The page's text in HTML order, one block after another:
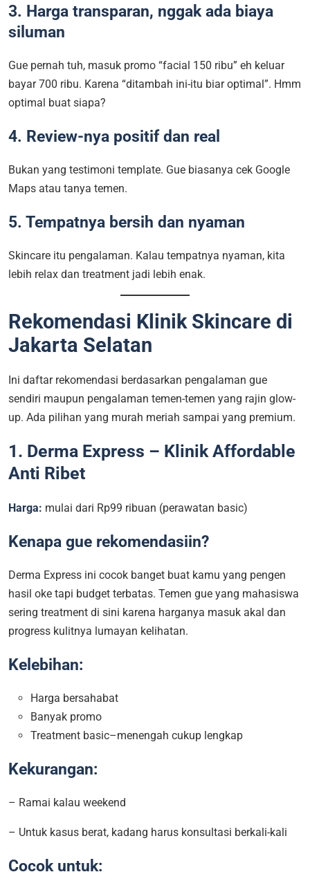
3. Harga transparan, nggak ada biaya
siluman
Gue pernah tuh, masuk promo “facial 150 ribu” eh keluar
bayar 700 ribu. Karena “ditambah ini-itu biar optimal”. Hmm
optimal buat siapa?
4. Review-nya positif dan real
Bukan yang testimoni template. Gue biasanya cek Google
Maps atau tanya temen.
5. Tempatnya bersih dan nyaman
Skincare itu pengalaman. Kalau tempatnya nyaman, kita
lebih relax dan treatment jadi lebih enak.
Rekomendasi Klinik Skincare di
Jakarta Selatan
Ini daftar rekomendasi berdasarkan pengalaman gue
sendiri maupun pengalaman temen-temen yang rajin glow-
up. Ada pilihan yang murah meriah sampai yang premium.
1. Derma Express – Klinik Affordable
Anti Ribet
Harga: mulai dari Rp99 ribuan (perawatan basic)
Kenapa gue rekomendasiin?
Derma Express ini cocok banget buat kamu yang pengen
hasil oke tapi budget terbatas. Temen gue yang mahasiswa
sering treatment di sini karena harganya masuk akal dan
progress kulitnya lumayan kelihatan.
Kelebihan:
Harga bersahabat
Banyak promo
Treatment basic–menengah cukup lengkap
Kekurangan:
– Ramai kalau weekend
– Untuk kasus berat, kadang harus konsultasi berkali-kali
Cocok untuk: